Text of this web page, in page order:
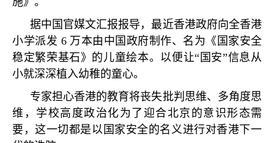
据中国官媒文汇报报导，最近香港政府向全香港
小学派发 6 万本由中国政府制作、名为《国家安全
稳定繁荣基石》的儿童绘本。以便让“ 国安”信息从
小就深深植入幼稚的童心。
专家担心香港的教育将丧失批判思维、多角度思
维，学校高度政治化为了迎合北京的意识形态需
要，这一切都是以国家安全的名义进行对香港下一